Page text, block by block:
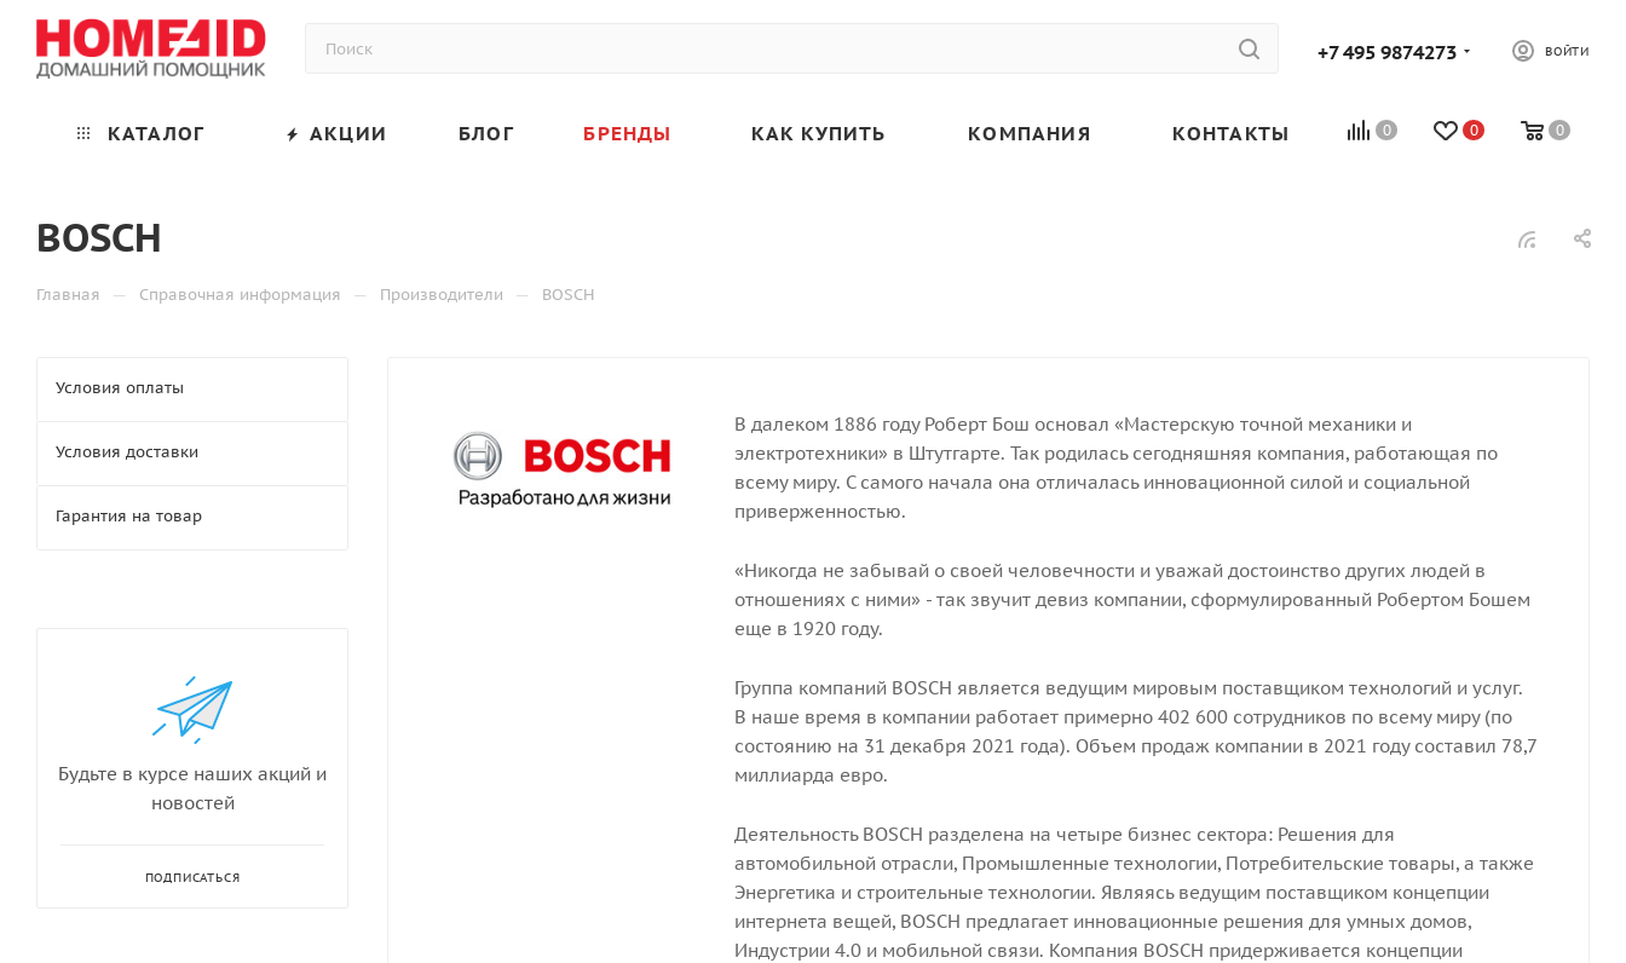
+7 495 9874273 ВОЙТИ
0 0 0
КАТАЛОГ АКЦИИ БЛОГ БРЕНДЫ КАК КУПИТЬ КОМПАНИЯ КОНТАКТЫ
BOSCH
Главная — Справочная информация — Производители — BOSCH
В далеком 1886 году Роберт Бош основал «Мастерскую точной механики и
электротехники» в Штутгарте. Так родилась сегодняшняя компания, работающая по
всему миру. С самого начала она отличалась инновационной силой и социальной
приверженностью.
«Никогда не забывай о своей человечности и уважай достоинство других людей в
отношениях с ними» - так звучит девиз компании, сформулированный Робертом Бошем
еще в 1920 году.
Группа компаний BOSCH является ведущим мировым поставщиком технологий и услуг.
В наше время в компании работает примерно 402 600 сотрудников по всему миру (по
состоянию на 31 декабря 2021 года). Объем продаж компании в 2021 году составил 78,7
миллиарда евро.
Деятельность BOSCH разделена на четыре бизнес сектора: Решения для
автомобильной отрасли, Промышленные технологии, Потребительские товары, а также
Энергетика и строительные технологии. Являясь ведущим поставщиком концепции
интернета вещей, BOSCH предлагает инновационные решения для умных домов,
Индустрии 4.0 и мобильной связи. Компания BOSCH придерживается концепции
Условия оплаты
Условия доставки
Гарантия на товар
Будьте в курсе наших акций и
новостей
ПОДПИСАТЬСЯ